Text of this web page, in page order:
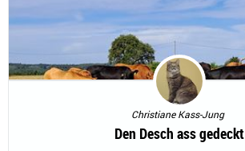
Christiane Kass-Jung
Den Desch ass gedeckt